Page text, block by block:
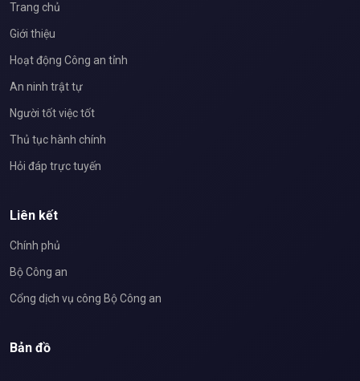
Trang chủ
Giới thiệu
Hoạt động Công an tỉnh
An ninh trật tự
Người tốt việc tốt
Thủ tục hành chính
Hỏi đáp trực tuyến
Liên kết
Chính phủ
Bộ Công an
Cổng dịch vụ công Bộ Công an
Bản đồ